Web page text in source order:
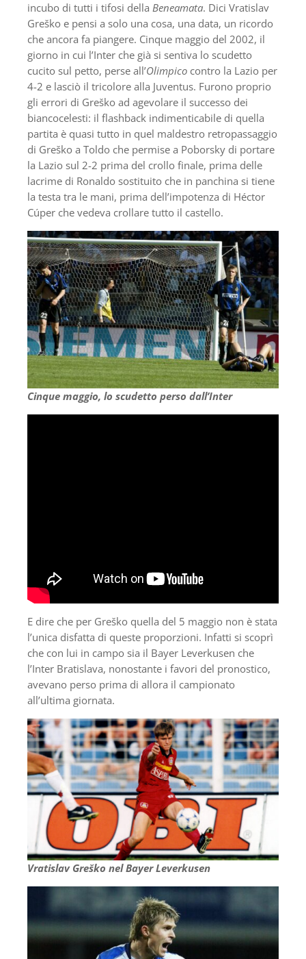
incubo di tutti i tifosi della Beneamata. Dici Vratislav
Greško e pensi a solo una cosa, una data, un ricordo
che ancora fa piangere. Cinque maggio del 2002, il
giorno in cui l’Inter che già si sentiva lo scudetto
cucito sul petto, perse all’Olimpico contro la Lazio per
4-2 e lasciò il tricolore alla Juventus. Furono proprio
gli errori di Greško ad agevolare il successo dei
biancocelesti: il flashback indimenticabile di quella
partita è quasi tutto in quel maldestro retropassaggio
di Greško a Toldo che permise a Poborsky di portare
la Lazio sul 2-2 prima del crollo finale, prima delle
lacrime di Ronaldo sostituito che in panchina si tiene
la testa tra le mani, prima dell’impotenza di Héctor
Cúper che vedeva crollare tutto il castello.
Cinque maggio, lo scudetto perso dall’Inter
E dire che per Greško quella del 5 maggio non è stata
l’unica disfatta di queste proporzioni. Infatti si scoprì
che con lui in campo sia il Bayer Leverkusen che
l’Inter Bratislava, nonostante i favori del pronostico,
avevano perso prima di allora il campionato
all’ultima giornata.
Vratislav Greško nel Bayer Leverkusen